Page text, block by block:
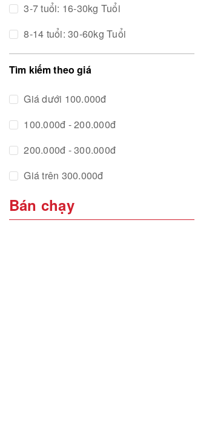
3-7 tuổi: 16-30kg Tuổi
8-14 tuổi: 30-60kg Tuổi
Tìm kiếm theo giá
Giá dưới 100.000đ
100.000đ - 200.000đ
200.000đ - 300.000đ
Giá trên 300.000đ
Bán chạy